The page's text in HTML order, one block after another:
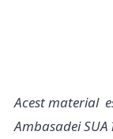
Acest material
Ambasadei